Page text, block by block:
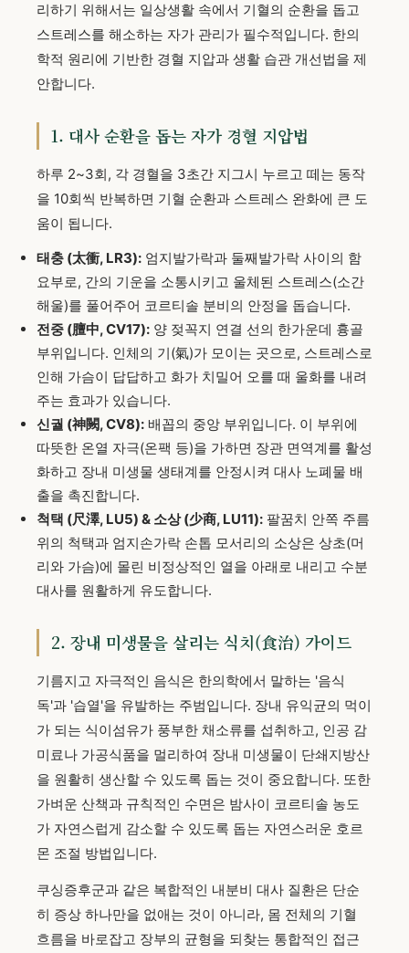
리하기 위해서는 일상생활 속에서 기혈의 순환을 돕고
스트레스를 해소하는 자가 관리가 필수적입니다. 한의
학적 원리에 기반한 경혈 지압과 생활 습관 개선법을 제
안합니다.
1. 대사 순환을 돕는 자가 경혈 지압법
하루 2~3회, 각 경혈을 3초간 지그시 누르고 떼는 동작
을 10회씩 반복하면 기혈 순환과 스트레스 완화에 큰 도
움이 됩니다.
태충 (太衝, LR3): 엄지발가락과 둘째발가락 사이의 함
요부로, 간의 기운을 소통시키고 울체된 스트레스(소간
해울)를 풀어주어 코르티솔 분비의 안정을 돕습니다.
전중 (膻中, CV17): 양 젖꼭지 연결 선의 한가운데 흉골
부위입니다. 인체의 기(氣)가 모이는 곳으로, 스트레스로
인해 가슴이 답답하고 화가 치밀어 오를 때 울화를 내려
주는 효과가 있습니다.
신궐 (神闕, CV8): 배꼽의 중앙 부위입니다. 이 부위에
따뜻한 온열 자극(온팩 등)을 가하면 장관 면역계를 활성
화하고 장내 미생물 생태계를 안정시켜 대사 노폐물 배
출을 촉진합니다.
척택 (尺澤, LU5) & 소상 (少商, LU11): 팔꿈치 안쪽 주름
위의 척택과 엄지손가락 손톱 모서리의 소상은 상초(머
리와 가슴)에 몰린 비정상적인 열을 아래로 내리고 수분
대사를 원활하게 유도합니다.
2. 장내 미생물을 살리는 식치(食治) 가이드
기름지고 자극적인 음식은 한의학에서 말하는 '음식
독'과 '습열'을 유발하는 주범입니다. 장내 유익균의 먹이
가 되는 식이섬유가 풍부한 채소류를 섭취하고, 인공 감
미료나 가공식품을 멀리하여 장내 미생물이 단쇄지방산
을 원활히 생산할 수 있도록 돕는 것이 중요합니다. 또한
가벼운 산책과 규칙적인 수면은 밤사이 코르티솔 농도
가 자연스럽게 감소할 수 있도록 돕는 자연스러운 호르
몬 조절 방법입니다.
쿠싱증후군과 같은 복합적인 내분비 대사 질환은 단순
히 증상 하나만을 없애는 것이 아니라, 몸 전체의 기혈
흐름을 바로잡고 장부의 균형을 되찾는 통합적인 접근